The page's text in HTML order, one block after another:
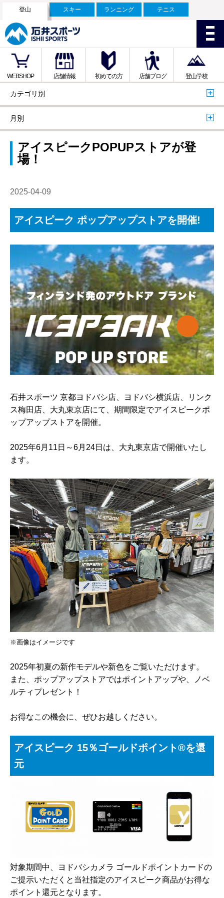
登山 スキー ランニング テニス
WEBSHOP 店舗情報 初めての方 店舗ブログ 登山学校
カテゴリ別
月別
アイスピークPOPUPストアが登
場！
2025-04-09
アイスピーク ポップアップストアを開催!
石井スポーツ 京都ヨドバシ店、ヨドバシ横浜店、リンク
ス梅田店、大丸東京店にて、期間限定でアイスピークポ
ップアップストアを開催。
2025年6月11日～6月24日は、大丸東京店で開催いたし
ます。
※画像はイメージです
2025年初夏の新作モデルや新色をご覧いただけます。
また、ポップアップストアではポイントアップや、ノベ
ルティプレゼント！
お得なこの機会に、ぜひお越しください。
アイスピーク 15％ゴールドポイント®を還
元
対象期間中、ヨドバシカメラ ゴールドポイントカードの
ご提示いただくと当社指定のアイスピーク商品がお得な
ポイント還元となります。